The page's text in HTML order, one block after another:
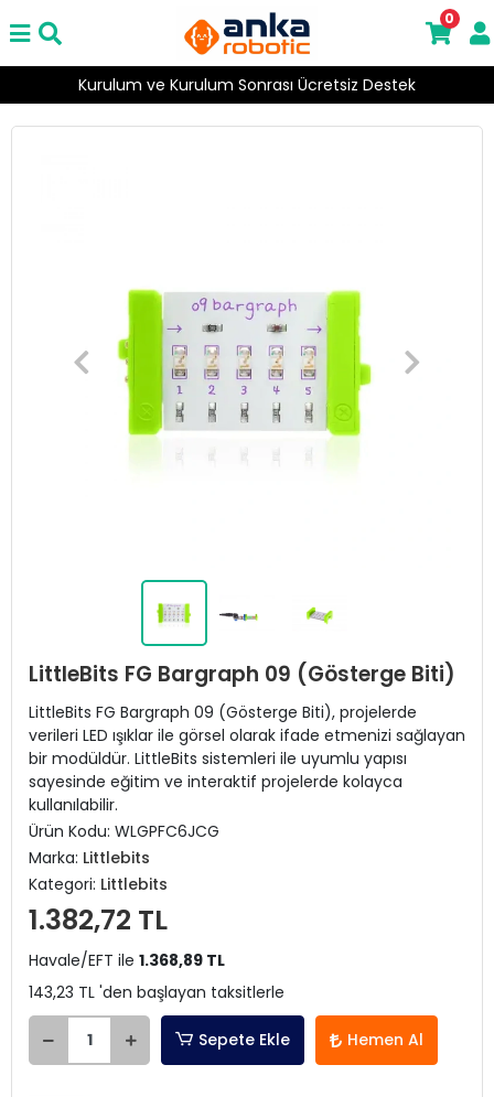
Kurulum ve Kurulum Sonrası Ücretsiz Destek
0
LittleBits FG Bargraph 09 (Gösterge Biti)
LittleBits FG Bargraph 09 (Gösterge Biti), projelerde
verileri LED ışıklar ile görsel olarak ifade etmenizi sağlayan
bir modüldür. LittleBits sistemleri ile uyumlu yapısı
sayesinde eğitim ve interaktif projelerde kolayca
kullanılabilir.
Ürün Kodu: WLGPFC6JCG
Marka: Littlebits
Kategori: Littlebits
1.382,72 TL
Havale/EFT ile 1.368,89 TL
143,23 TL 'den başlayan taksitlerle
Sepete Ekle Hemen Al